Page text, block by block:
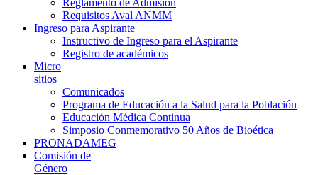
Requisitos Aval ANMM
Ingreso para Aspirante
Instructivo de Ingreso para el Aspirante
Registro de académicos
Micro
sitios
Comunicados
Programa de Educación a la Salud para la Población
Educación Médica Continua
Simposio Conmemorativo 50 Años de Bioética
PRONADAMEG
Comisión de
Género